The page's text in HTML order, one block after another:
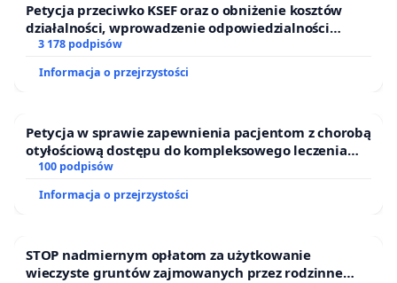
Petycja przeciwko KSEF oraz o obniżenie kosztów
działalności, wprowadzenie odpowiedzialności
finansowej kluczowych urzędników i sędziów
3 178 podpisów
Informacja o przejrzystości
Petycja w sprawie zapewnienia pacjentom z chorobą
otyłościową dostępu do kompleksowego leczenia
oraz programów profilaktycznych.
100 podpisów
Informacja o przejrzystości
STOP nadmiernym opłatom za użytkowanie
wieczyste gruntów zajmowanych przez rodzinne